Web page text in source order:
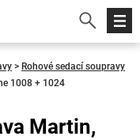
> Rohové sedací soupravy
1008 + 1024
Martin,